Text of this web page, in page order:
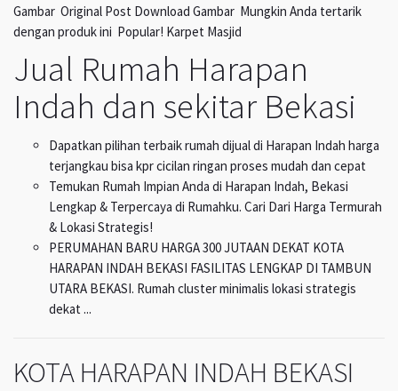
Gambar Original Post Download Gambar Mungkin Anda tertarik
dengan produk ini Popular! Karpet Masjid
Jual Rumah Harapan
Indah dan sekitar Bekasi
Dapatkan pilihan terbaik rumah dijual di Harapan Indah harga
terjangkau bisa kpr cicilan ringan proses mudah dan cepat
Temukan Rumah Impian Anda di Harapan Indah, Bekasi
Lengkap & Terpercaya di Rumahku. Cari Dari Harga Termurah
& Lokasi Strategis!
PERUMAHAN BARU HARGA 300 JUTAAN DEKAT KOTA
HARAPAN INDAH BEKASI FASILITAS LENGKAP DI TAMBUN
UTARA BEKASI. Rumah cluster minimalis lokasi strategis
dekat ...
KOTA HARAPAN INDAH BEKASI